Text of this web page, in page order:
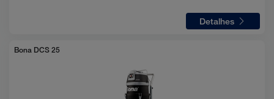
Detalhes
Bona DCS 25